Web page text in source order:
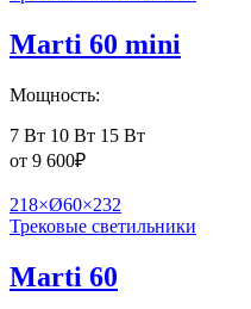
Marti 60 mini
Мощность:
7 Вт 10 Вт 15 Вт
от 9 600₽
218×Ø60×232
Трековые светильники
Marti 60